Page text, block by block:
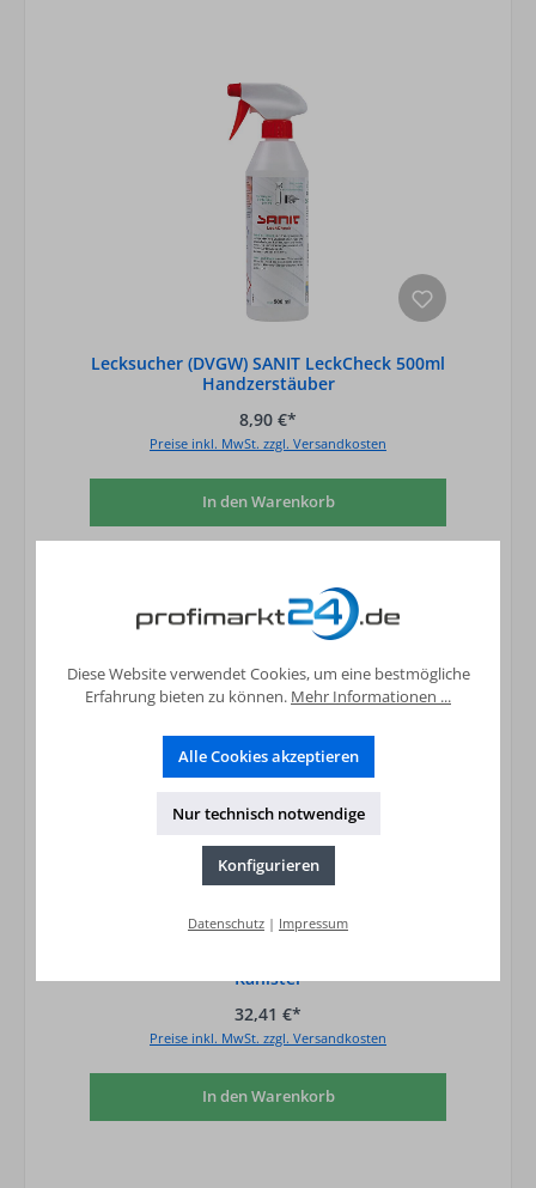
Lecksucher (DVGW) SANIT LeckCheck 500ml
Handzerstäuber
8,90 €*
Preise inkl. MwSt. zzgl. Versandkosten
In den Warenkorb
Kanister
32,41 €*
Preise inkl. MwSt. zzgl. Versandkosten
In den Warenkorb
Diese Website verwendet Cookies, um eine bestmögliche
Erfahrung bieten zu können. Mehr Informationen ...
Alle Cookies akzeptieren
Nur technisch notwendige
Konfigurieren
Datenschutz | Impressum